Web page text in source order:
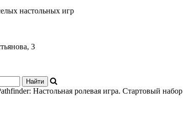
настольных игр
3
Настольная ролевая игра. Стартовый набор